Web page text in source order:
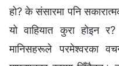
हो? के संसारमा पनि
यो वाहियात कुरा होइन
मानिसहरूले परमेश्‍वरका